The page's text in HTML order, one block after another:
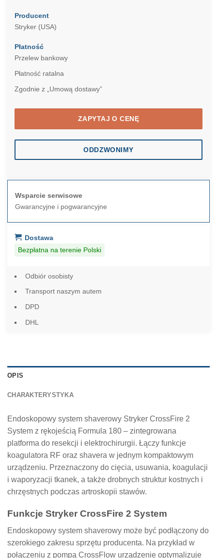
Producent
Stryker (USA)
Płatność
Przelew bankowy
Płatność ratalna
Zgodnie z „Umową dostawy”
ZAPYTAJ O CENĘ
ODDZWONIMY
Wsparcie serwisowe
Gwarancyjne i pogwarancyjne
Dostawa
Bezpłatna na terenie Polski
Odbiór osobisty
Transport naszym autem
DPD
DHL
OPIS
CHARAKTERYSTYKA
Endoskopowy system shaverowy Stryker CrossFire 2
System z rękojeścią Formula 180 – zintegrowana
platforma do resekcji i elektrochirurgii. Łączy funkcje
koagulatora RF oraz shavera w jednym kompaktowym
urządzeniu. Przeznaczony do cięcia, usuwania, koagulacji
i waporyzacji tkanek, a także drobnych struktur kostnych i
chrzęstnych podczas artroskopii stawów.
Funkcje Stryker CrossFire 2 System
Endoskopowy system shaverowy może być podłączony do
szerokiego zakresu sprzętu producenta. Na przykład w
połączeniu z pompą CrossFlow urządzenie optymalizuje